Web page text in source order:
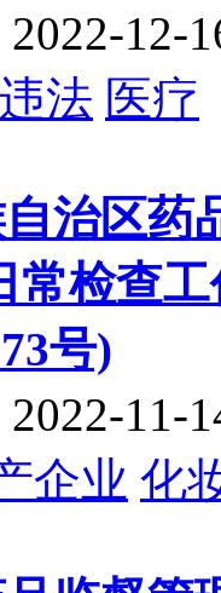
2022-12-
违法 医疗
治区药
常检查
号)
2022-11-
企业 化